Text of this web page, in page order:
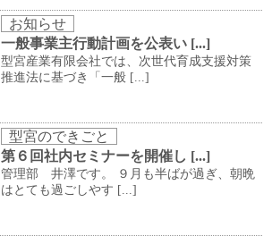
お知らせ
一般事業主行動計画を公表い [...]
型宮産業有限会社では、次世代育成支援対策
推進法に基づき「一般 [...]
型宮のできごと
第６回社内セミナーを開催し [...]
管理部 井澤です。 ９月も半ばが過ぎ、朝晩
はとても過ごしやす [...]